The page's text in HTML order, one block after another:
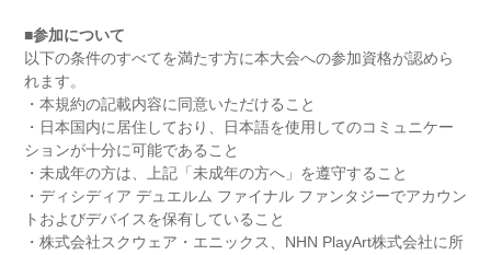
■参加について
以下の条件のすべてを満たす方に本大会への参加資格が認めら
れます。
・本規約の記載内容に同意いただけること
・日本国内に居住しており、日本語を使用してのコミュニケー
ションが十分に可能であること
・未成年の方は、上記「未成年の方へ」を遵守すること
・ディシディア デュエルム ファイナル ファンタジーでアカウン
トおよびデバイスを保有していること
・株式会社スクウェア・エニックス、NHN PlayArt株式会社に所